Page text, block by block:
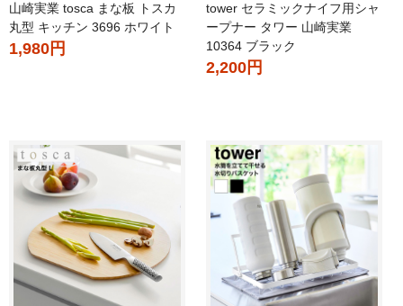
山崎実業 tosca まな板 トスカ
丸型 キッチン 3696 ホワイト
1,980円
tower セラミックナイフ用シャ
ープナー タワー 山崎実業
10364 ブラック
2,200円